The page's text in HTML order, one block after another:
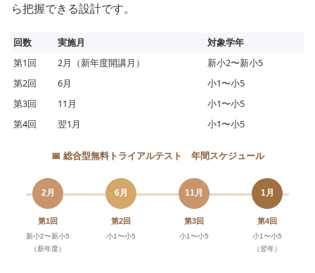
ら把握できる設計です。
回数 実施月
対象学年
第1回
2月（新年度開講月）
新小2〜新小5
第2回
6月
小1〜小5
第3回
11月
小1〜小5
第4回
翌1月 小1〜小5
📅 総合型無料トライアルテスト 年間スケジュール
2月
第1回
新小2〜新小5
（新年度）
6月
第2回
小1〜小5
11月
第3回
小1〜小5
1月
第4回
小1〜小5
（翌年）